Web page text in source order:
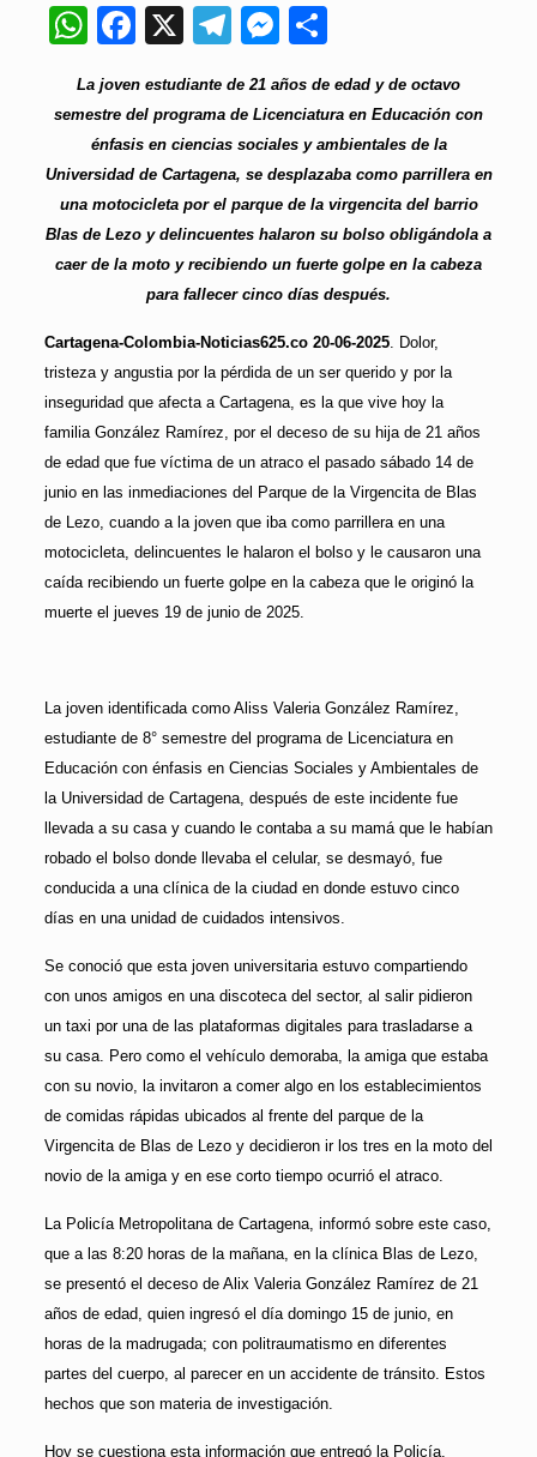
WhatsApp
Facebook
X Telegram
Messenger
La joven estudiante de 21 años de edad y de octavo
semestre del programa de Licenciatura en Educación con
énfasis en ciencias sociales y ambientales de la
Universidad de Cartagena, se desplazaba como parrillera en
una motocicleta por el parque de la virgencita del barrio
Blas de Lezo y delincuentes halaron su bolso obligándola a
caer de la moto y recibiendo un fuerte golpe en la cabeza
para fallecer cinco días después.
Cartagena-Colombia-Noticias625.co 20-06-2025. Dolor,
tristeza y angustia por la pérdida de un ser querido y por la
inseguridad que afecta a Cartagena, es la que vive hoy la
familia González Ramírez, por el deceso de su hija de 21 años
de edad que fue víctima de un atraco el pasado sábado 14 de
junio en las inmediaciones del Parque de la Virgencita de Blas
de Lezo, cuando a la joven que iba como parrillera en una
motocicleta, delincuentes le halaron el bolso y le causaron una
caída recibiendo un fuerte golpe en la cabeza que le originó la
muerte el jueves 19 de junio de 2025.
La joven identificada como Aliss Valeria González Ramírez,
estudiante de 8° semestre del programa de Licenciatura en
Educación con énfasis en Ciencias Sociales y Ambientales de
la Universidad de Cartagena, después de este incidente fue
llevada a su casa y cuando le contaba a su mamá que le habían
robado el bolso donde llevaba el celular, se desmayó, fue
conducida a una clínica de la ciudad en donde estuvo cinco
días en una unidad de cuidados intensivos.
Se conoció que esta joven universitaria estuvo compartiendo
con unos amigos en una discoteca del sector, al salir pidieron
un taxi por una de las plataformas digitales para trasladarse a
su casa. Pero como el vehículo demoraba, la amiga que estaba
con su novio, la invitaron a comer algo en los establecimientos
de comidas rápidas ubicados al frente del parque de la
Virgencita de Blas de Lezo y decidieron ir los tres en la moto del
novio de la amiga y en ese corto tiempo ocurrió el atraco.
La Policía Metropolitana de Cartagena, informó sobre este caso,
que a las 8:20 horas de la mañana, en la clínica Blas de Lezo,
se presentó el deceso de Alix Valeria González Ramírez de 21
años de edad, quien ingresó el día domingo 15 de junio, en
horas de la madrugada; con politraumatismo en diferentes
partes del cuerpo, al parecer en un accidente de tránsito. Estos
hechos que son materia de investigación.
Hoy se cuestiona esta información que entregó la Policía,